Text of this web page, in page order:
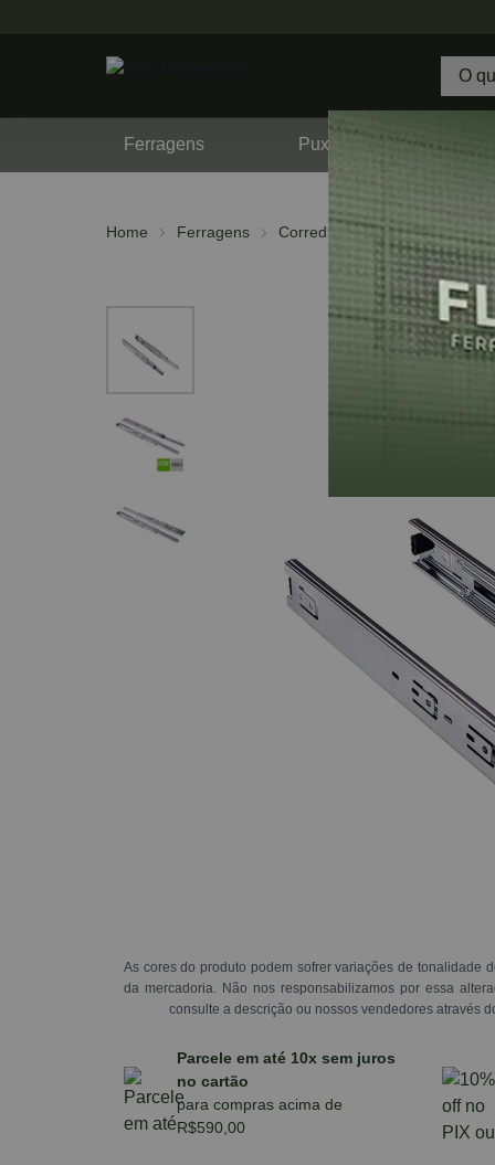
Ferragens Puxadores
Home Ferragens Corrediças Telescópicas
As cores do produto podem sofrer variações de tonalidade
da mercadoria. Não nos responsabilizamos por essa
consulte a descrição ou nossos vendedores através
Parcele em até 10x sem juros
no cartão
para compras acima de
R$590,00